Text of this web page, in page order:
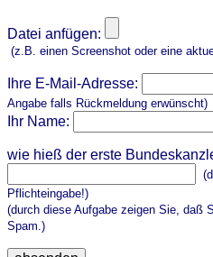
Datei anfügen:
(z.B. einen Screenshot oder eine
Ihre E-Mail-Adresse:
Angabe falls Rückmeldung erwünscht)
Ihr Name:
wie hieß der erste
Pflichteingabe!)
(durch diese Aufgabe zeigen Sie, daß
Spam.)